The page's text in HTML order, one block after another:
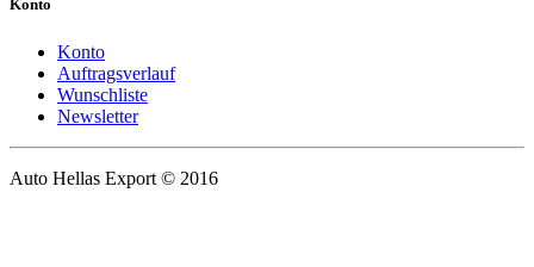
Konto
Konto
Auftragsverlauf
Wunschliste
Newsletter
Auto Hellas Export © 2016